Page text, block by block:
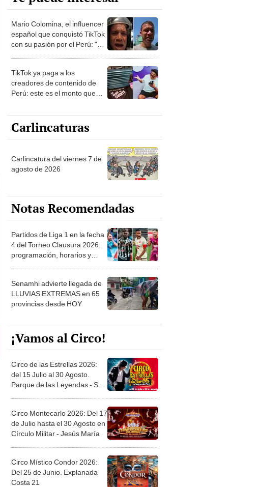
Mario Colomina, el influencer
español que conquistó TikTok
con su pasión por el Perú: "Mi
TikTok ya paga a los
creadores de contenido de
Perú: este es el monto que
1.000 vistas
Carlincaturas
Carlincatura del viernes 7 de
agosto de 2026
Notas Recomendadas
Partidos de Liga 1 en la fecha
4 del Torneo Clausura 2026:
programación, horarios y
Senamhi advierte llegada de
LLUVIAS EXTREMAS en 65
provincias desde HOY
¡Vamos al Circo!
Circo de las Estrellas 2026:
del 15 Julio al 30 Agosto.
Parque de las Leyendas - San
Circo Montecarlo 2026: Del 17
de Julio hasta el 30 Agosto en
Círculo Militar - Jesús María
Circo Místico Condor 2026:
Del 25 de Junio. Explanada
Costa 21